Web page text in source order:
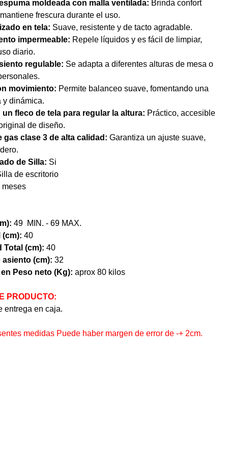
moldeada con malla ventilada: Brinda confort
frescura durante el uso.
en tela: Suave, resistente y de tacto agradable.
impermeable: Repele líquidos y es fácil de limpiar,
diario.
regulable: Se adapta a diferentes alturas de mesa o
movimiento: Permite balanceo suave, fomentando una
y dinámica.
un fleco de tela para regular la altura: Práctico, accesible
de diseño.
gas clase 3 de alta calidad: Garantiza un ajuste suave,
de Silla: Si
de escritorio
meses
49 MIN. - 69 MAX.
(cm): 40
Total (cm): 40
asiento (cm): 32
Peso neto (Kg): aprox 80 kilos
PRODUCTO:
entrega en caja.
medidas Puede haber margen de error de -+ 2cm.